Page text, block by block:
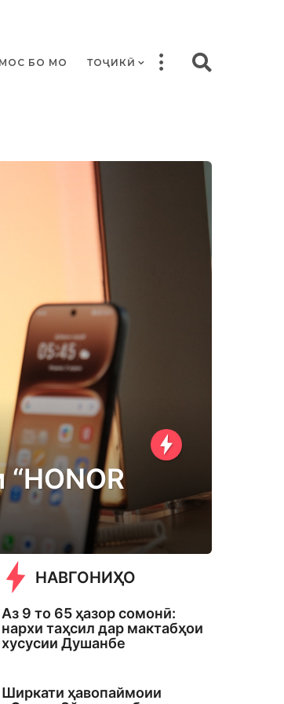
БО МО ТОҶИКӢ
НАВГОНИҲО
Аз 9 то 65 ҳазор сомонӣ:
нархи таҳсил дар мактабҳои
хусусии Душанбе
Ширкати ҳавопаймоии